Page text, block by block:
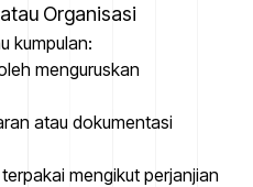
Organisasi
kumpulan:
menguruskan
atau dokumentasi
mengikut perjanjian